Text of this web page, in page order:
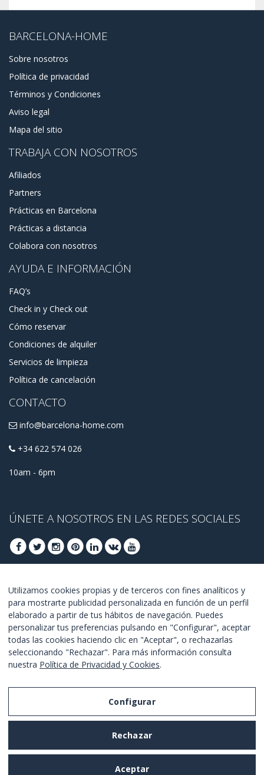
BARCELONA-HOME
Sobre nosotros
Política de privacidad
Términos y Condiciones
Aviso legal
Mapa del sitio
TRABAJA CON NOSOTROS
Afiliados
Partners
Prácticas en Barcelona
Prácticas a distancia
Colabora con nosotros
AYUDA E INFORMACIÓN
FAQ’s
Check in y Check out
Cómo reservar
Condiciones de alquiler
Servicios de limpieza
Política de cancelación
CONTACTO
info@barcelona-home.com
+34 622 574 026
10am - 6pm
ÚNETE A NOSOTROS EN LAS REDES SOCIALES
ÚNETE PARA OBTENER OFERTAS DE ÚLTIMO
MINUTO
UNETE
Estoy de acuerdo con los términos y condiciones
Utilizamos cookies propias y de terceros con fines analíticos y
para mostrarte publicidad personalizada en función de un perfil
elaborado a partir de tus hábitos de navegación. Puedes
personalizar tus preferencias pulsando en "Configurar", aceptar
todas las cookies haciendo clic en "Aceptar", o rechazarlas
seleccionando "Rechazar". Para más información consulta
nuestra Política de Privacidad y Cookies.
Configurar
Rechazar
Aceptar
Aviso Legal
Política de Privacidad y Cookies
Términos y Condiciones de Uso